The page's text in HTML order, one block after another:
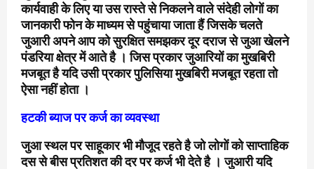
कार्यवाही के लिए या उस रास्ते से निकलने वाले संदेही लोगों का
जानकारी फोन के माध्यम से पहुंचाया जाता हैं जिसके चलते
जुआरी अपने आप को सुरक्षित समझकर दूर दराज से जुआ खेलने
पंडरिया क्षेत्र में आते है । जिस प्रकार जुआरियों का मुखबिरी
मजबूत है यदि उसी प्रकार पुलिसिया मुखबिरी मजबूत रहता तो
ऐसा नहीं होता ।
हटकी ब्याज पर कर्ज का व्यवस्था
जुआ स्थल पर साहूकार भी मौजूद रहते है जो लोगों को साप्ताहिक
दस से बीस प्रतिशत की दर पर कर्ज भी देते है । जुआरी यदि